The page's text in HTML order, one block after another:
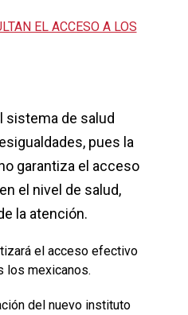
EL ACCESO A LOS
sistema de salud
pues la
garantiza el acceso
el nivel de salud,
la atención.
el acceso efectivo
los mexicanos.
del nuevo instituto